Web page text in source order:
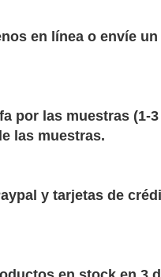
en línea o envíe
por las muestras (1-
las muestras.
y tarjetas de